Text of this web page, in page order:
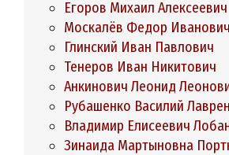
Егоров Михаил Алексеевич
Москалёв Федор Иванович
Глинский Иван Павлович
Тенеров Иван Никитович
Анкинович Леонид
Рубашенко Василий
Владимир Елисеевич
Зинаида Мартыновна